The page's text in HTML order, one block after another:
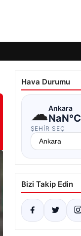
Hava Durumu
☁Ankara
NaN°C
ŞEHIR SEÇ
Bizi Takip Edin